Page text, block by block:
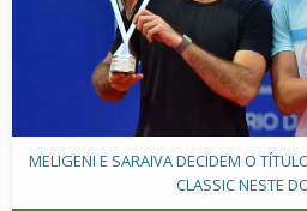
MELIGENI E SARAIVA DECIDEM O
CLASSIC NESTE